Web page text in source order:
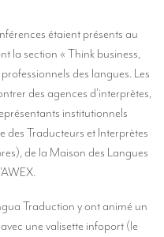
multilingue
étaient présents au
la section « Think business,
des langues. Les
des agences d’interprètes,
institutionnels
des Traducteurs et Interprètes
de la Maison des Langues
Traduction y ont animé un
une valisette infoport (le